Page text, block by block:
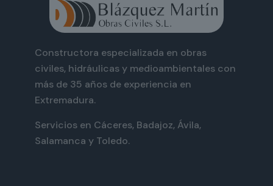
Constructora especializada en obras
civiles, hidráulicas y medioambientales con
más de 35 años de experiencia en
Extremadura.
Servicios en Cáceres, Badajoz, Ávila,
Salamanca y Toledo.